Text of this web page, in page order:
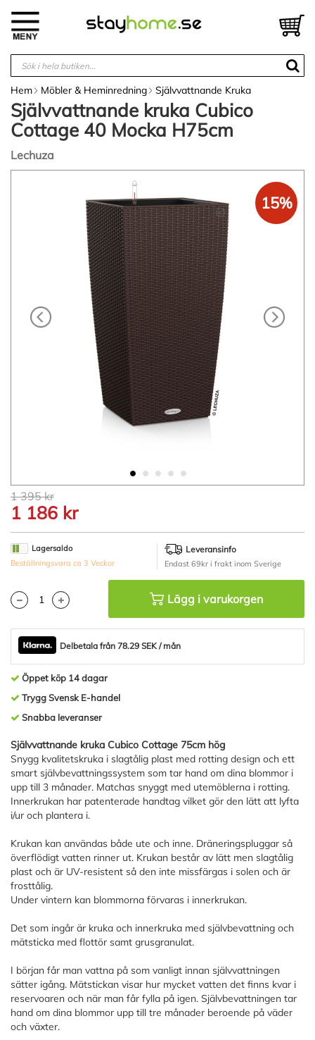
innehållet
Hem Möbler & Heminredning Självvattnande Kruka
Självvattnande kruka Cubico
Cottage 40 Mocka H75cm
Lechuza
Hoppa
till
början
av
bildgalleriet
15%
1 395 kr
1 186 kr
Lagersaldo
Beställningsvara ca 3 Veckor
Leveransinfo
Endast 69kr i frakt inom Sverige
Lägg i varukorgen
Delbetala från 78.29 SEK / mån
Öppet köp 14 dagar
Trygg Svensk E-handel
Snabba leveranser
Självvattnande kruka Cubico Cottage 75cm hög
Snygg kvalitetskruka i slagtålig plast med rotting design och ett
smart självbevattningssystem som tar hand om dina blommor i
upp till 3 månader. Matchas snyggt med utemöblerna i rotting.
Innerkrukan har patenterade handtag vilket gör den lätt att lyfta
i/ur och plantera i.
Krukan kan användas både ute och inne. Dräneringspluggar så
överflödigt vatten rinner ut. Krukan består av lätt men slagtålig
plast och är UV-resistent så den inte missfärgas i solen och är
frosttålig.
Under vintern kan blommorna förvaras i innerkrukan.
Det som ingår är kruka och innerkruka med självbevattning och
mätsticka med flottör samt grusgranulat.
I början får man vattna på som vanligt innan självvattningen
sätter igång. Mätstickan visar hur mycket vatten det finns kvar i
reservoaren och när man får fylla på igen. Självbevattningen tar
hand om dina blommor upp till tre månader beroende på väder
och växter.